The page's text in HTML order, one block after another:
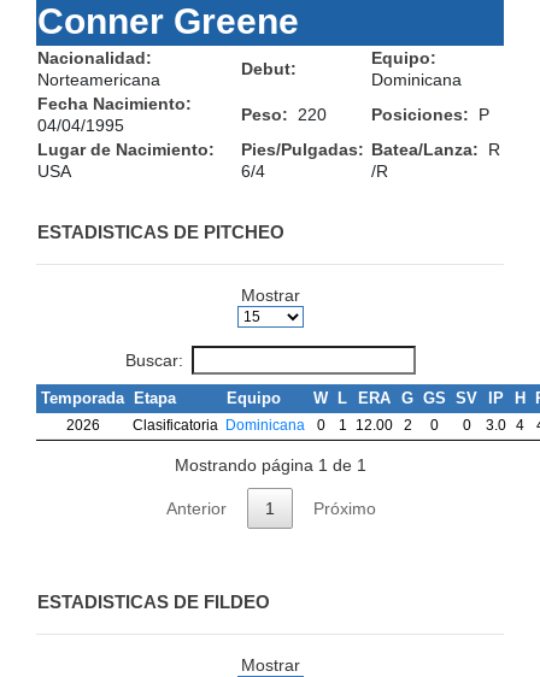
Conner Greene
Nacionalidad:
Norteamericana
Debut:
Equipo:
Dominicana
Fecha Nacimiento:
04/04/1995
Peso: 220 Posiciones:
P
Lugar de Nacimiento:
USA
Pies/Pulgadas:
6/4
Batea/Lanza:
R
/R
ESTADISTICAS DE PITCHEO
Mostrar
Buscar:
Temporada Etapa Equipo W L ERA G GS SV IP H
2026 Clasificatoria Dominicana 0 1 12.00 2 0 0 3.0 4
Mostrando página 1 de 1
Anterior 1 Próximo
ESTADISTICAS DE FILDEO
Mostrar